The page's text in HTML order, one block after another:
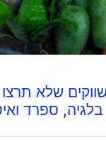
שלא
ספרד